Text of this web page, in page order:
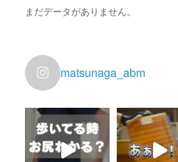
まだデータがありません。
matsunaga_abm